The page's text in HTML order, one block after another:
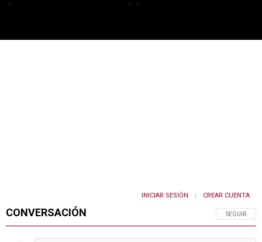
CONVERSACIÓN SIGA ESTA
SEGUIR
INICIAR SESIÓN CREAR CUENTA